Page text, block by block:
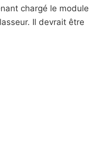
chargé le module
Il devrait être